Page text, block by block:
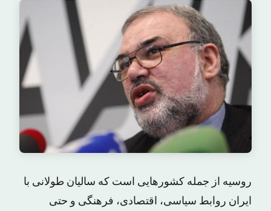
روسیه از جمله کشورهایی است که سالیان طولانی با
ایران روابط سیاسی، اقتصادی، فرهنگی و حتی